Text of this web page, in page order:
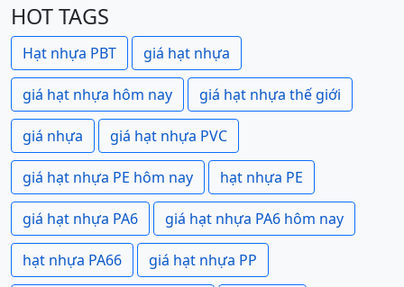
HOT TAGS
Hạt nhựa PBT giá hạt nhựa
giá hạt nhựa hôm nay giá hạt nhựa thế giới
giá nhựa giá hạt nhựa PVC
giá hạt nhựa PE hôm nay hạt nhựa PE
giá hạt nhựa PA6 giá hạt nhựa PA6 hôm nay
hạt nhựa PA66 giá hạt nhựa PP